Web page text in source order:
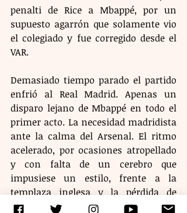
penalti de Rice a Mbappé, por un
supuesto agarrón que solamente vio
el colegiado y fue corregido desde el
VAR.
Demasiado tiempo parado el partido
enfrió al Real Madrid. Apenas un
disparo lejano de Mbappé en todo el
primer acto. La necesidad madridista
ante la calma del Arsenal. El ritmo
acelerado, por ocasiones atropellado
y con falta de un cerebro que
impusiese un estilo, frente a la
templaza inglesa y la pérdida de
tiempo. No era un escenario nuevo